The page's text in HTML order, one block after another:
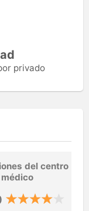
privado
del centro
médico